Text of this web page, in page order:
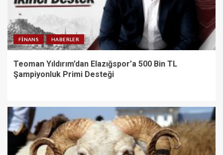
FINANS HABERLER
Teoman Yıldırım’dan Elazığspor’a 500 Bin TL
Şampiyonluk Primi Desteği